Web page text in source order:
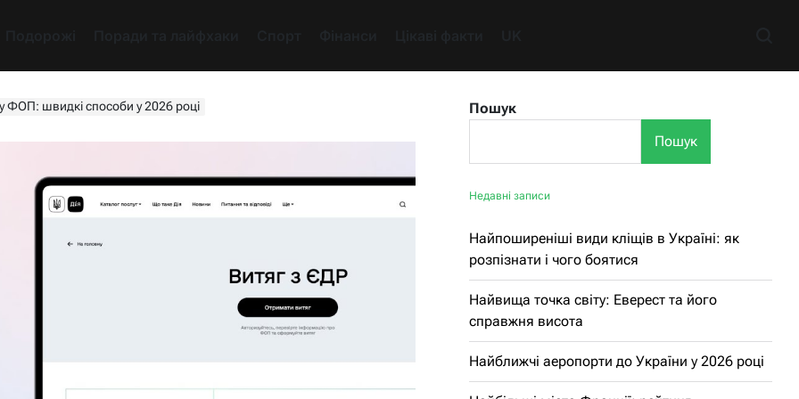
ФОП: швидкі способи у 2026 році
Пошук
Пошук
Недавні записи
Найпоширеніші види кліщів в Україні: як
розпізнати і чого боятися
Найвища точка світу: Еверест та його
справжня висота
Найближчі аеропорти до України у 2026 році